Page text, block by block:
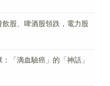
股、啤酒股領跌，電力股
「滴血驗癌」的「神話」